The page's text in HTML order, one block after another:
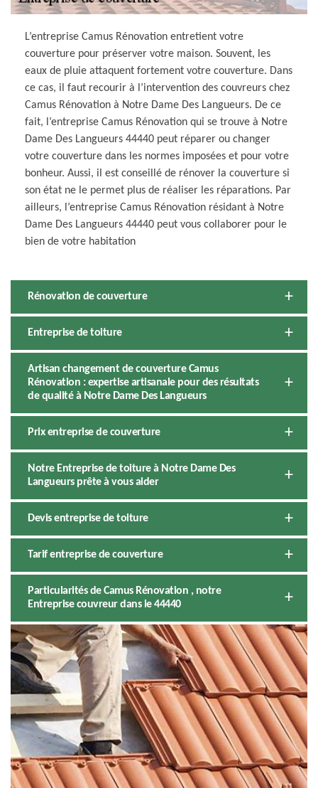
L’entreprise Camus Rénovation entretient votre
couverture pour préserver votre maison. Souvent, les
eaux de pluie attaquent fortement votre couverture. Dans
ce cas, il faut recourir à l’intervention des couvreurs chez
Camus Rénovation à Notre Dame Des Langueurs. De ce
fait, l’entreprise Camus Rénovation qui se trouve à Notre
Dame Des Langueurs 44440 peut réparer ou changer
votre couverture dans les normes imposées et pour votre
bonheur. Aussi, il est conseillé de rénover la couverture si
son état ne le permet plus de réaliser les réparations. Par
ailleurs, l’entreprise Camus Rénovation résidant à Notre
Dame Des Langueurs 44440 peut vous collaborer pour le
bien de votre habitation
Rénovation de couverture
Entreprise de toiture
Artisan changement de couverture Camus
Rénovation : expertise artisanale pour des résultats
de qualité à Notre Dame Des Langueurs
Prix entreprise de couverture
Notre Entreprise de toiture à Notre Dame Des
Langueurs prête à vous aider
Devis entreprise de toiture
Tarif entreprise de couverture
Particularités de Camus Rénovation , notre
Entreprise couvreur dans le 44440